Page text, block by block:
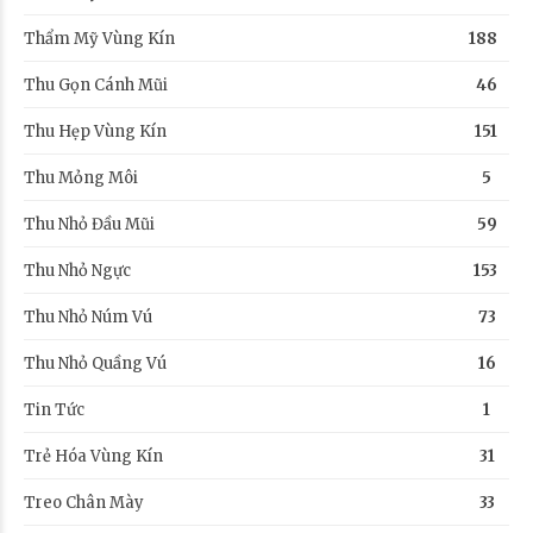
Thẩm Mỹ Vùng Kín 188
Thu Gọn Cánh Mũi 46
Thu Hẹp Vùng Kín 151
Thu Mỏng Môi 5
Thu Nhỏ Đầu Mũi 59
Thu Nhỏ Ngực 153
Thu Nhỏ Núm Vú 73
Thu Nhỏ Quầng Vú 16
Tin Tức 1
Trẻ Hóa Vùng Kín 31
Treo Chân Mày 33